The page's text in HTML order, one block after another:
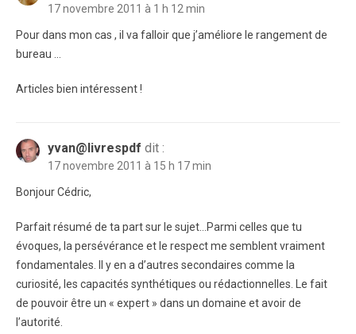
17 novembre 2011 à 1 h 12 min
Pour dans mon cas , il va falloir que j’améliore le rangement de
bureau …
Articles bien intéressent !
yvan@livrespdf dit :
17 novembre 2011 à 15 h 17 min
Bonjour Cédric,
Parfait résumé de ta part sur le sujet…Parmi celles que tu
évoques, la persévérance et le respect me semblent vraiment
fondamentales. Il y en a d’autres secondaires comme la
curiosité, les capacités synthétiques ou rédactionnelles. Le fait
de pouvoir être un « expert » dans un domaine et avoir de
l’autorité.